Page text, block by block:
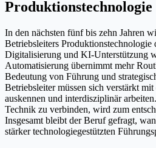
Produktionstechnologie
In den nächsten fünf bis zehn Jahren
Betriebsleiters Produktionstechnologie
Digitalisierung und KI-Unterstützung
Automatisierung übernimmt mehr
Bedeutung von Führung und
Betriebsleiter müssen sich verstärkt
auskennen und interdisziplinär
Technik zu verbinden, wird zum
Insgesamt bleibt der Beruf gefragt,
stärker technologiegestützten